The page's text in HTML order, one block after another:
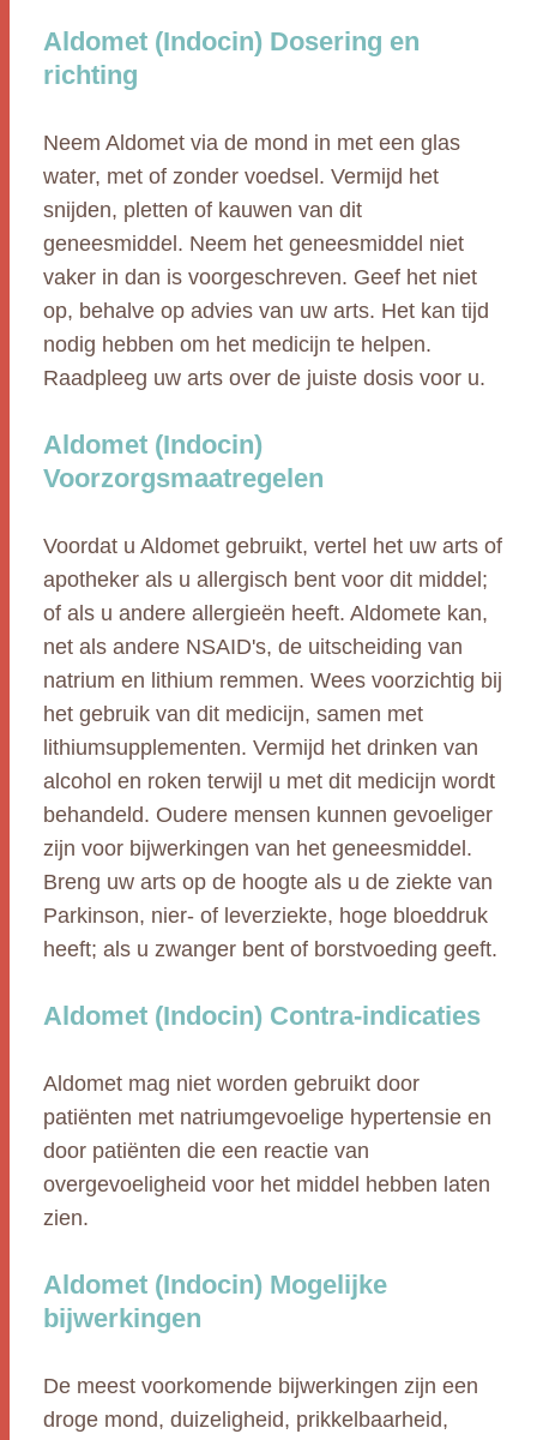
Aldomet (Indocin) Dosering en
richting
Neem Aldomet via de mond in met een glas
water, met of zonder voedsel. Vermijd het
snijden, pletten of kauwen van dit
geneesmiddel. Neem het geneesmiddel niet
vaker in dan is voorgeschreven. Geef het niet
op, behalve op advies van uw arts. Het kan tijd
nodig hebben om het medicijn te helpen.
Raadpleeg uw arts over de juiste dosis voor u.
Aldomet (Indocin)
Voorzorgsmaatregelen
Voordat u Aldomet gebruikt, vertel het uw arts of
apotheker als u allergisch bent voor dit middel;
of als u andere allergieën heeft. Aldomete kan,
net als andere NSAID's, de uitscheiding van
natrium en lithium remmen. Wees voorzichtig bij
het gebruik van dit medicijn, samen met
lithiumsupplementen. Vermijd het drinken van
alcohol en roken terwijl u met dit medicijn wordt
behandeld. Oudere mensen kunnen gevoeliger
zijn voor bijwerkingen van het geneesmiddel.
Breng uw arts op de hoogte als u de ziekte van
Parkinson, nier- of leverziekte, hoge bloeddruk
heeft; als u zwanger bent of borstvoeding geeft.
Aldomet (Indocin) Contra-indicaties
Aldomet mag niet worden gebruikt door
patiënten met natriumgevoelige hypertensie en
door patiënten die een reactie van
overgevoeligheid voor het middel hebben laten
zien.
Aldomet (Indocin) Mogelijke
bijwerkingen
De meest voorkomende bijwerkingen zijn een
droge mond, duizeligheid, prikkelbaarheid,